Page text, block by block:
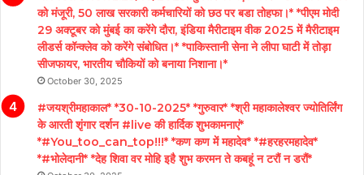
को मंजूरी, 50 लाख सरकारी कर्मचारियों को छठ पर बडा तोहफा।* *पीएम मोदी
29 अक्टूबर को मुंबई का करेंगे दौरा, इंडिया मैरीटाइम वीक 2025 में मैरीटाइम
लीडर्स कॉन्क्लेव को करेंगे संबोधित।* *पाकिस्तानी सेना ने लीपा घाटी में तोड़ा
सीजफायर, भारतीय चौकियों को बनाया निशाना।*
October 30, 2025
#जयश्रीमहाकाल* *30-10-2025* *गुरुवार* *श्री महाकालेश्वर ज्योतिर्लिंग
के आरती शृंगार दर्शन #live की हार्दिक शुभकामनाएं*
*#You_too_can_top!!!* *कण कण में महादेव* *#हरहरमहादेव*
*#भोलेदानी* *देह शिवा वर मोहि इहै शुभ करमन ते कबहूं न टरौं न डरौं*